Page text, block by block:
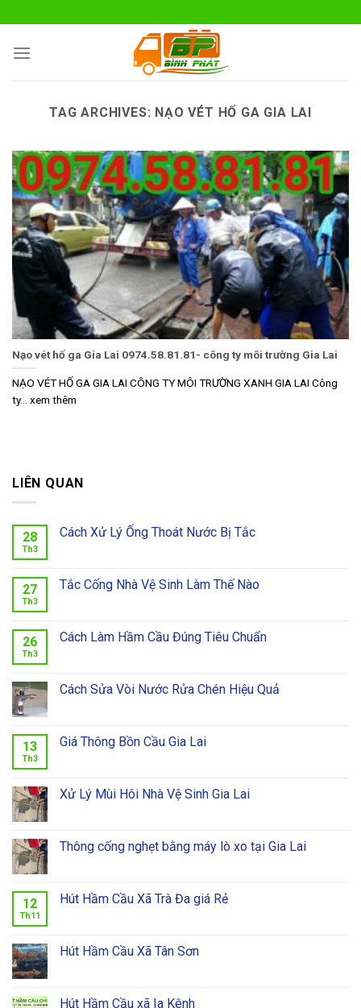
to
content
TAG ARCHIVES: NẠO VÉT HỐ GA GIA LAI
Nạo vét hố ga Gia Lai 0974.58.81.81- công ty môi trường Gia Lai
NẠO VÉT HỐ GA GIA LAI CÔNG TY MÔI TRƯỜNG XANH GIA LAI‎ Công
ty... xem thêm
LIÊN QUAN
28
Th3
Cách Xử Lý Ống Thoát Nước Bị Tắc
27
Th3
Tắc Cống Nhà Vệ Sinh Làm Thế Nào
26
Th3
Cách Làm Hầm Cầu Đúng Tiêu Chuẩn
Cách Sửa Vòi Nước Rửa Chén Hiệu Quả
13
Th3
Giá Thông Bồn Cầu Gia Lai
Xử Lý Mùi Hôi Nhà Vệ Sinh Gia Lai
Thông cống nghẹt bằng máy lò xo tại Gia Lai
12
Th11
Hút Hầm Cầu Xã Trà Đa giá Rẻ
Hút Hầm Cầu Xã Tân Sơn
Hút Hầm Cầu xã Ia Kênh